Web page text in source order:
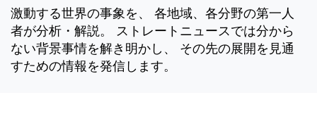
激動する世界の事象を、 各地域、各分野の第一人
者が分析・解説。 ストレートニュースでは分から
ない背景事情を解き明かし、 その先の展開を見通
すための情報を発信します。